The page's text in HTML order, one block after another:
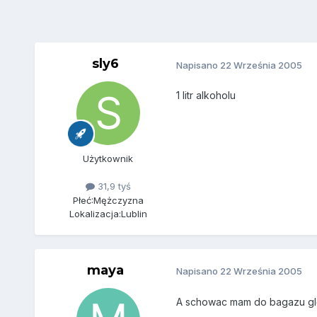
sly6
Użytkownik
31,9 tyś
Płeć:Mężczyzna
Lokalizacja:Lublin
Napisano 22 Września 2005
1 litr alkoholu
maya Napisano 22 Września 2005
A schowac mam do bagazu